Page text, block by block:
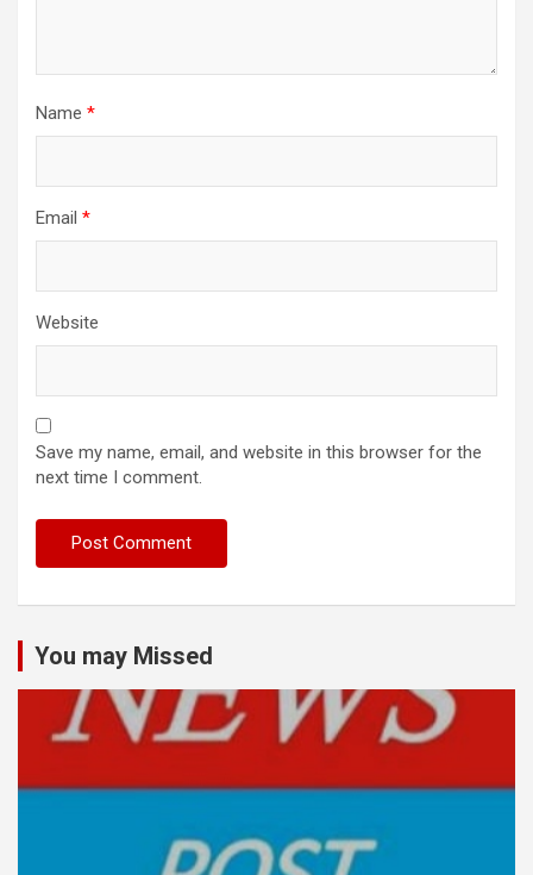
Name *
Email *
Website
Save my name, email, and website in this browser for the
next time I comment.
You may Missed